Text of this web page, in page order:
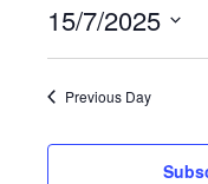
15/07/2025
15/7/2025
Previous Day